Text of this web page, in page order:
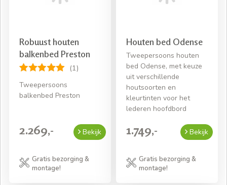
Robuust houten
balkenbed Preston
(1)
Tweepersoons
balkenbed Preston
2.269,- Bekijk
Gratis bezorging &
montage!
Houten bed Odense
Tweepersoons houten
bed Odense, met keuze
uit verschillende
houtsoorten en
kleurtinten voor het
lederen hoofdbord
1.749,- Bekijk
Gratis bezorging &
montage!